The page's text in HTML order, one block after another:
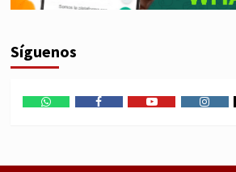
Síguenos